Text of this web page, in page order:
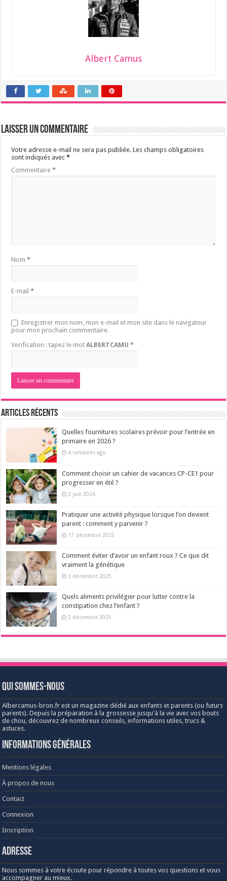
Albert Camus
Laisser un commentaire
Votre adresse e-mail ne sera pas publiée. Les champs obligatoires
sont indiqués avec*
Commentaire*
Nom*
E-mail*
Enregistrer mon nom, mon e-mail et mon site dans le navigateur
pour mon prochain commentaire.
Verification : tapez le motALBERTCAMU *
Articles récents
Quelles fournitures scolaires prévoir pour l’entrée en
primaire en 2026 ?
4 semaines ago
Comment choisir un cahier de vacances CP-CE1 pour
progresser en été ?
2 juin 2026
Pratiquer une activité physique lorsque l’on devient
parent : comment y parvenir ?
17 décembre 2025
Comment éviter d’avoir un enfant roux ? Ce que dit
vraiment la génétique
3 décembre 2025
Quels aliments privilégier pour lutter contre la
constipation chez l’enfant ?
2 décembre 2025
Qui sommes-nous
Albercamus-bron.fr est un magazine dédié aux enfants et parents (ou futurs
parents). Depuis la préparation à la grossesse jusqu'à la vie avec vos bouts
de chou, découvrez de nombreux conseils, informations utiles, trucs &
astuces.
Informations générales
Mentions légales
À propos de nous
Contact
Connexion
Inscription
Adresse
Nous sommes à votre écoute pour répondre à toutes vos questions et vous
accompagner au mieux.